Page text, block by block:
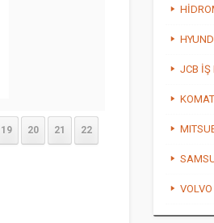
19 20 21 22
JCB İŞ